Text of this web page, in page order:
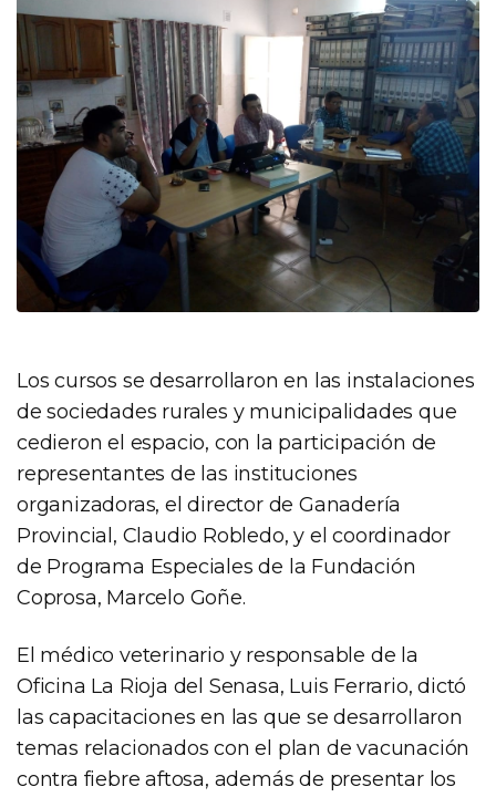
Los cursos se desarrollaron en las instalaciones
de sociedades rurales y municipalidades que
cedieron el espacio, con la participación de
representantes de las instituciones
organizadoras, el director de Ganadería
Provincial, Claudio Robledo, y el coordinador
de Programa Especiales de la Fundación
Coprosa, Marcelo Goñe.
El médico veterinario y responsable de la
Oficina La Rioja del Senasa, Luis Ferrario, dictó
las capacitaciones en las que se desarrollaron
temas relacionados con el plan de vacunación
contra fiebre aftosa, además de presentar los